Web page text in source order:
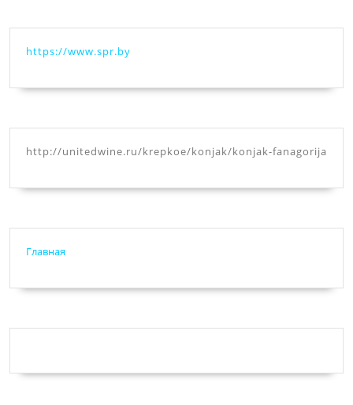
https://www.spr.by
http://unitedwine.ru/krepkoe/konjak/konjak-fanagorija
Главная